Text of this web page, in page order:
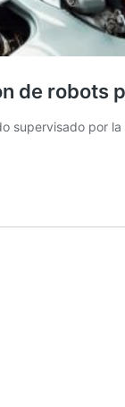
de robots
supervisado por